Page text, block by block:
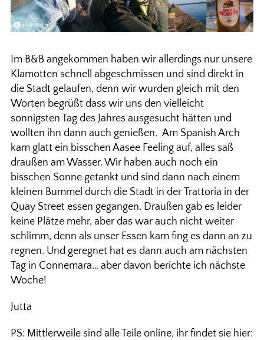
Im B&B angekommen haben wir allerdings nur unsere
Klamotten schnell abgeschmissen und sind direkt in
die Stadt gelaufen, denn wir wurden gleich mit den
Worten begrüßt dass wir uns den vielleicht
sonnigsten Tag des Jahres ausgesucht hätten und
wollten ihn dann auch genießen. Am Spanish Arch
kam glatt ein bisschen Aasee Feeling auf, alles saß
draußen am Wasser. Wir haben auch noch ein
bisschen Sonne getankt und sind dann nach einem
kleinen Bummel durch die Stadt in der Trattoria in der
Quay Street essen gegangen. Draußen gab es leider
keine Plätze mehr, aber das war auch nicht weiter
schlimm, denn als unser Essen kam fing es dann an zu
regnen. Und geregnet hat es dann auch am nächsten
Tag in Connemara… aber davon berichte ich nächste
Woche!
Jutta
PS: Mittlerweile sind alle Teile online, ihr findet sie hier: